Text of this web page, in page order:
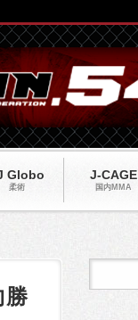
Globo
柔術
J-CAGE
国内MMA
勝